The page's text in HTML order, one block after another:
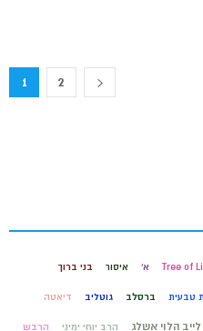
1 2
Tree of א' איסור בני ברוך
טבעית ברסלב גוטליב דיאטה
הלוי אשלג הרב יוחי ימיני הרבש